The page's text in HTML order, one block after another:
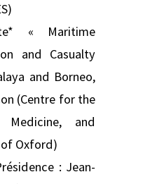
« Maritime
and Casualty
and Borneo,
(Centre for the
and
Oxford)
: Jean-